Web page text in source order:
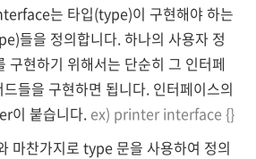
는 타입(type)이 구현해야 하는
들을 정의합니다. 하나의 사용자 정
현하기 위해서는 단순히 그 인터페
들을 구현하면 됩니다. 인터페이스의
이 붙습니다. ex) printer interface {}
마찬가지로 type 문을 사용하여 정의